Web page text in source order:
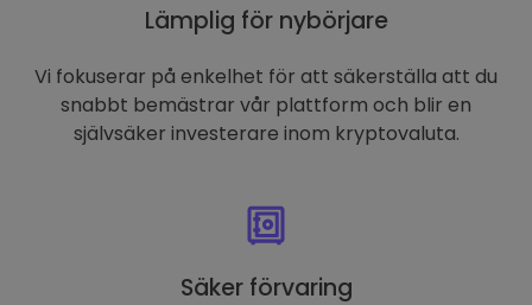
Lämplig för nybörjare
Vi fokuserar på enkelhet för att säkerställa att du
snabbt bemästrar vår plattform och blir en
självsäker investerare inom kryptovaluta.
Säker förvaring